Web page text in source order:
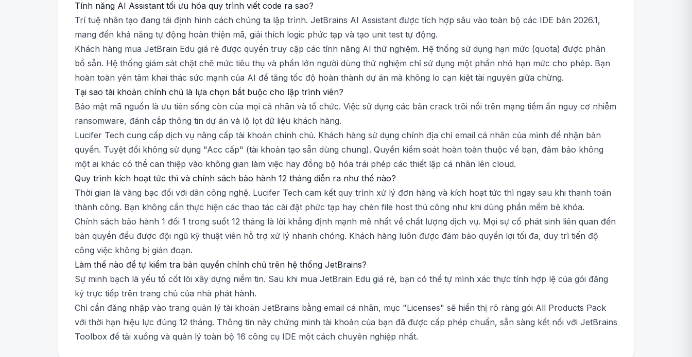
Tính năng AI Assistant tối ưu hóa quy trình viết code ra sao?
Trí tuệ nhân tạo đang tái định hình cách chúng ta lập trình. JetBrains AI Assistant được tích hợp sâu vào toàn bộ các IDE bản 2026.1,
mang đến khả năng tự động hoàn thiện mã, giải thích logic phức tạp và tạo unit test tự động.
Khách hàng mua JetBrain Edu giá rẻ được quyền truy cập các tính năng AI thử nghiệm. Hệ thống sử dụng hạn mức (quota) được phân
bổ sẵn. Hệ thống giám sát chặt chẽ mức tiêu thụ và phần lớn người dùng thử nghiệm chỉ sử dụng một phần nhỏ hạn mức cho phép. Bạn
hoàn toàn yên tâm khai thác sức mạnh của AI để tăng tốc độ hoàn thành dự án mà không lo cạn kiệt tài nguyên giữa chừng.
Tại sao tài khoản chính chủ là lựa chọn bắt buộc cho lập trình viên?
Bảo mật mã nguồn là ưu tiên sống còn của mọi cá nhân và tổ chức. Việc sử dụng các bản crack trôi nổi trên mạng tiềm ẩn nguy cơ nhiễm
ransomware, đánh cắp thông tin dự án và lộ lọt dữ liệu khách hàng.
Lucifer Tech cung cấp dịch vụ nâng cấp tài khoản chính chủ. Khách hàng sử dụng chính địa chỉ email cá nhân của mình để nhận bản
quyền. Tuyệt đối không sử dụng "Acc cấp" (tài khoản tạo sẵn dùng chung). Quyền kiểm soát hoàn toàn thuộc về bạn, đảm bảo không
một ai khác có thể can thiệp vào không gian làm việc hay đồng bộ hóa trái phép các thiết lập cá nhân lên cloud.
Quy trình kích hoạt tức thì và chính sách bảo hành 12 tháng diễn ra như thế nào?
Thời gian là vàng bạc đối với dân công nghệ. Lucifer Tech cam kết quy trình xử lý đơn hàng và kích hoạt tức thì ngay sau khi thanh toán
thành công. Bạn không cần thực hiện các thao tác cài đặt phức tạp hay chèn file host thủ công như khi dùng phần mềm bẻ khóa.
Chính sách bảo hành 1 đổi 1 trong suốt 12 tháng là lời khẳng định mạnh mẽ nhất về chất lượng dịch vụ. Mọi sự cố phát sinh liên quan đến
bản quyền đều được đội ngũ kỹ thuật viên hỗ trợ xử lý nhanh chóng. Khách hàng luôn được đảm bảo quyền lợi tối đa, duy trì tiến độ
công việc không bị gián đoạn.
Làm thế nào để tự kiểm tra bản quyền chính chủ trên hệ thống JetBrains?
Sự minh bạch là yếu tố cốt lõi xây dựng niềm tin. Sau khi mua JetBrain Edu giá rẻ, bạn có thể tự mình xác thực tính hợp lệ của gói đăng
ký trực tiếp trên trang chủ của nhà phát hành.
Chỉ cần đăng nhập vào trang quản lý tài khoản JetBrains bằng email cá nhân, mục "Licenses" sẽ hiển thị rõ ràng gói All Products Pack
với thời hạn hiệu lực đúng 12 tháng. Thông tin này chứng minh tài khoản của bạn đã được cấp phép chuẩn, sẵn sàng kết nối với JetBrains
Toolbox để tải xuống và quản lý toàn bộ 16 công cụ IDE một cách chuyên nghiệp nhất.